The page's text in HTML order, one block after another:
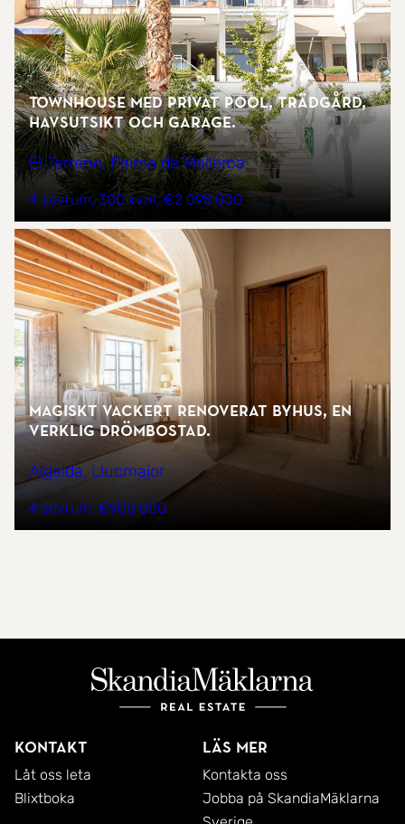
Townhouse med privat pool, trädgård,
havsutsikt och garage.
El Terreno, Palma de Mallorca
4 sovrum 300 kvm €2 095 000
Magiskt vackert renoverat byhus, en
verklig drömbostad.
Algaida, Llucmajor
4 sovrum €900 000
Kontakt
Låt oss leta
Blixtboka
Läs mer
Kontakta oss
Jobba på SkandiaMäklarna